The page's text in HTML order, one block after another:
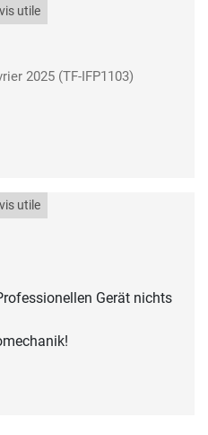
utile
2025 (TF-IFP1103)
utile
Gerät nichts